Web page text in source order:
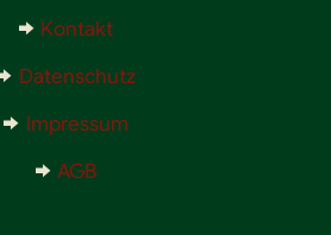
Kontakt
Datenschutz
Impressum
AGB